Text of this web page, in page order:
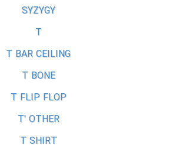
SYZYGY
T
T BAR CEILING
T BONE
T FLIP FLOP
T' OTHER
T SHIRT